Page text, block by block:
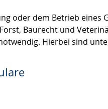
oder dem Betrieb eines
Baurecht und
Hierbei sind